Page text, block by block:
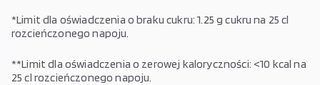
*Limit dla oświadczenia o braku cukru: 1.25 g cukru na 25 cl
rozcieńczonego napoju.
**Limit dla oświadczenia o zerowej kaloryczności: <10 kcal na
25 cl rozcieńczonego napoju.